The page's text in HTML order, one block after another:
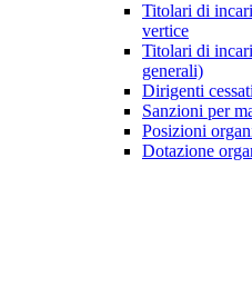
Titolari di
vertice
Titolari di
generali)
Dirigenti cessati
Sanzioni per
Posizioni
Dotazione